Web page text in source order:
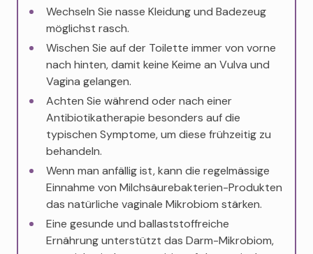
Wechseln Sie nasse Kleidung und Badezeug
möglichst rasch.
Wischen Sie auf der Toilette immer von vorne
nach hinten, damit keine Keime an Vulva und
Vagina gelangen.
Achten Sie während oder nach einer
Antibiotikatherapie besonders auf die
typischen Symptome, um diese frühzeitig zu
behandeln.
Wenn man anfällig ist, kann die regelmässige
Einnahme von Milchsäurebakterien-Produkten
das natürliche vaginale Mikrobiom stärken.
Eine gesunde und ballaststoffreiche
Ernährung unterstützt das Darm-Mikrobiom,